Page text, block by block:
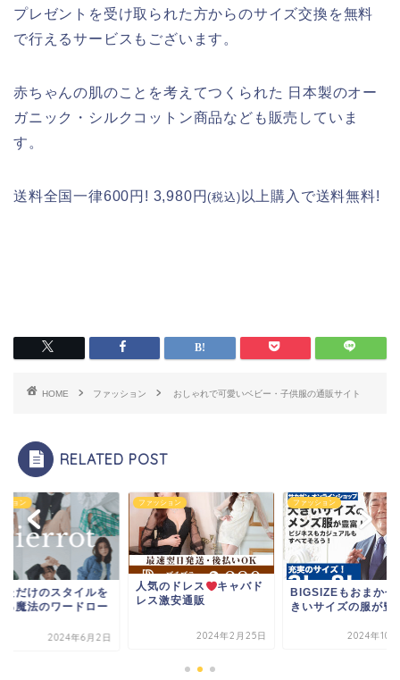
プレゼントを受け取られた方からのサイズ交換を無料
で行えるサービスもございます。
赤ちゃんの肌のことを考えてつくられた 日本製のオー
ガニック・シルクコットン商品なども販売していま
す。
送料全国一律600円! 3,980円(税込) 以上購入で送料無料!
HOME ファッション おしゃれで可愛いベビー・子供服の通販サイト
RELATED POST
ション
ただけのスタイルを
る魔法のワードロー
2024年6月2日
ファッション
人気のドレス
キャバド
レス激安通販
2024年2月25日
ファッション
BIGSIZEもおまかせ
きいサイズの服が豊
2024年10